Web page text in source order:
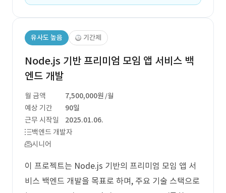
유사도 높음 기간제
Node.js 기반 프리미엄 모임 앱 서비스 백
엔드 개발
월 금액 7,500,000원 /월
예상 기간
90일
근무 시작일
2025.01.06.
백엔드 개발자
시니어
이 프로젝트는 Node.js 기반의 프리미엄 모임 앱 서
비스 백엔드 개발을 목표로 하며, 주요 기술 스택으로